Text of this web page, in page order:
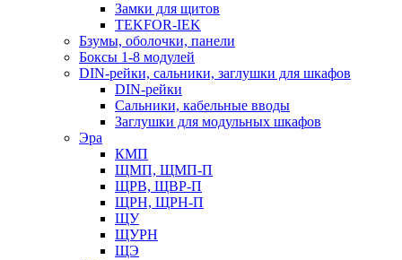
Замки для щитов
TEKFOR-IEK
Бзумы, оболочки, панели
Боксы 1-8 модулей
DIN-рейки, сальники, заглушки для шкафов
DIN-рейки
Сальники, кабельные вводы
Заглушки для модульных шкафов
Эра
КМП
ЩМП, ЩМП-П
ЩРВ, ЩВР-П
ЩРН, ЩРН-П
ЩУ
ЩУРН
ЩЭ